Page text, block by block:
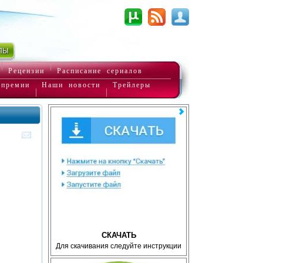
Рецензии
Расписание сериалов
Наши новости Трейлеры
СКАЧАТЬ
Для скачивания следуйте инструкции